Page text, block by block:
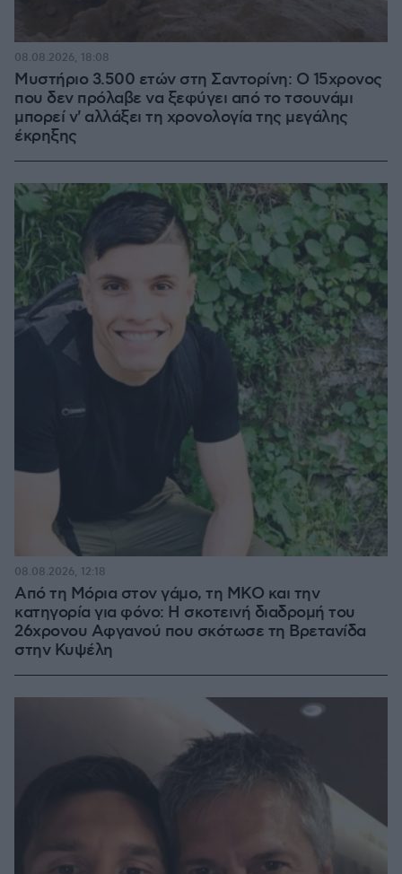
Μυστήριο 3.500 ετών στη Σαντορίνη: Ο 15χρονος
που δεν πρόλαβε να ξεφύγει από το τσουνάμι
μπορεί ν' αλλάξει τη χρονολογία της μεγάλης
έκρηξης
08.08.2026, 18:08
Από τη Μόρια στον γάμο, τη ΜΚΟ και την
κατηγορία για φόνο: Η σκοτεινή διαδρομή του
26χρονου Αφγανού που σκότωσε τη Βρετανίδα
στην Κυψέλη
08.08.2026, 12:18